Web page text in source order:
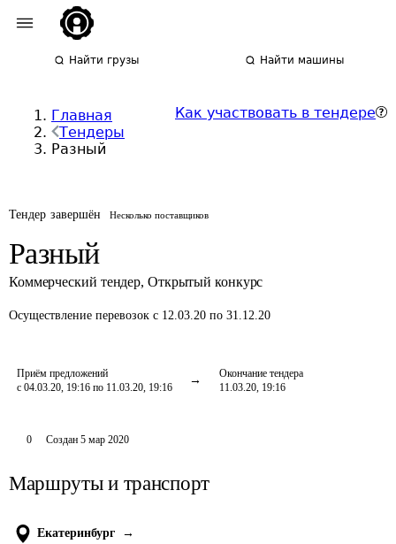
Найти грузы Найти машины
Главная
Тендеры
Разный
Как участвовать в тендере
Тендер завершён Несколько поставщиков
Разный
Коммерческий тендер, Открытый конкурс
Осуществление перевозок с 12.03.20 по 31.12.20
Приём предложений
с 04.03.20, 19:16 по 11.03.20, 19:16
Окончание тендера
11.03.20, 19:16
0 Создан 5 мар 2020
Маршруты и транспорт
Екатеринбург →